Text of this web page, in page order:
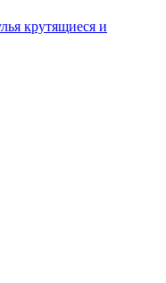
крутящиеся и